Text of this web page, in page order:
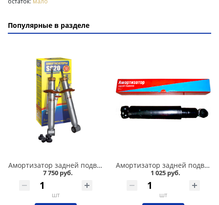
Популярные в разделе
Амортизатор задней подвески 2110,1118-19 /стандарт/ комплект, SS 20 в Омске
7 750 руб.
шт
Амортизатор задней подвески 2101-07 Никон в Омске
1 025 руб.
шт